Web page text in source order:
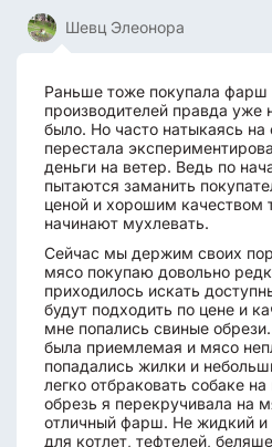
Шевц Элеонора
Раньше тоже покупала фарш
производителей правда уже
было. Но часто натыкаясь на
перестала
деньги на ветер. Ведь по
пытаются заманить
ценой и хорошим качеством
начинают мухлевать.
Сейчас мы держим своих
мясо покупаю довольно
приходилось искать
будут подходить по цене и
мне попались свиные
была приемлемая и мясо
попадались жилки и
легко отбраковать собаке
обрезь я перекручивала на
отличный фарш. Не жидкий
для котлет, тефтелей,